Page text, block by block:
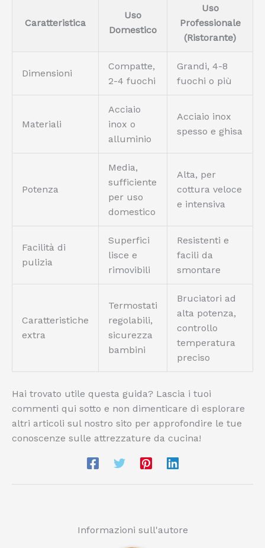
Caratteristica
Uso
Domestico
Uso
Professionale
(Ristorante)
Dimensioni
Compatte,
2-4 fuochi
Grandi, 4-8
fuochi o più
Materiali
Acciaio
inox o
alluminio
Acciaio inox
spesso e ghisa
Potenza
Media,
sufficiente
per uso
domestico
Alta, per
cottura veloce
e intensiva
Facilità di
pulizia
Superfici
lisce e
rimovibili
Resistenti e
facili da
smontare
Caratteristiche
extra
Termostati
regolabili,
sicurezza
bambini
Bruciatori ad
alta potenza,
controllo
temperatura
preciso
Hai trovato utile questa guida? Lascia i tuoi
commenti qui sotto e non dimenticare di esplorare
altri articoli sul nostro sito per approfondire le tue
conoscenze sulle attrezzature da cucina!
Informazioni sull'autore